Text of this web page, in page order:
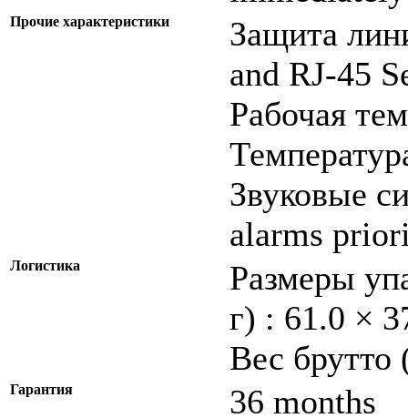
Прочие характеристики
Защита
and RJ-45
Рабочая
Звуковые
alarms
Логистика
Размеры
г) : 61.0 ×
Вес брутто
Гарантия 36 months